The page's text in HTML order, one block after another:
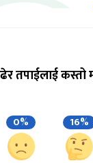
तपाईलाई
0% 16%